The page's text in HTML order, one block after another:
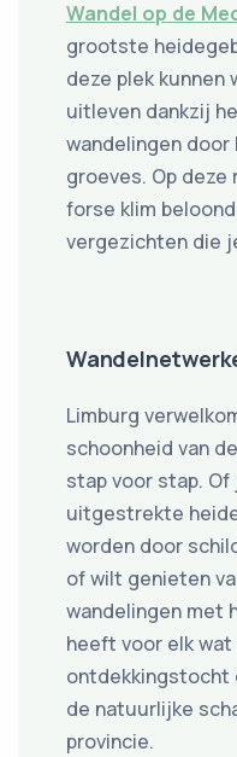
Wandel op de
grootste
deze plek kunnen
uitleven dankzij
wandelingen
groeves. Op
forse klim
vergezichten die
Limburg
schoonheid van
stap voor stap.
uitgestrekte
worden door
of wilt genieten
wandelingen met
heeft voor elk wat
ontdekkingstocht
de natuurlijke
provincie.